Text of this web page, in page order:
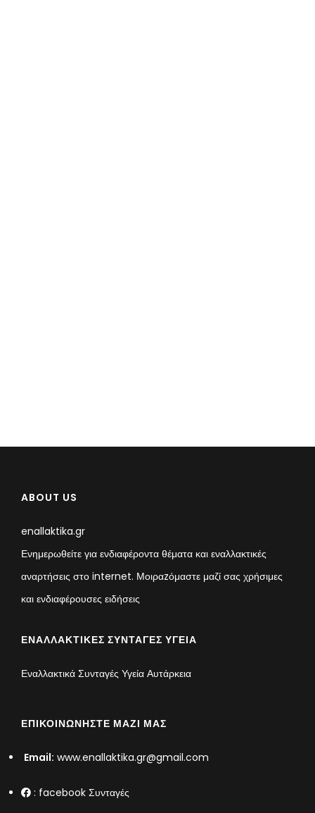
ABOUT US
enallaktika.gr
Ενημερωθείτε για ενδιαφέροντα θέματα και εναλλακτικές
αναρτήσεις στο internet. Μοιραzόμαστε μαζί σας χρήσιμες
και ενδιαφέρουσες ειδήσεις
ΕΝΑΛΛΑΚΤΙΚΈΣ ΣΥΝΤΑΓΈΣ ΥΓΕΊΑ
Εναλλακτικά Συνταγές Υγεία Αυτάρκεια
ΕΠΙΚΟΙΝΩΝΉΣΤΕ ΜΑΖΊ ΜΑΣ
Email: www.enallaktika.gr@gmail.com
: facebook Συνταγές